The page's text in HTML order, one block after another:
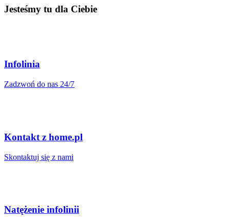
Jesteśmy tu dla Ciebie
Infolinia
Zadzwoń do nas 24/7
Kontakt z home.pl
Skontaktuj się z nami
Natężenie infolinii